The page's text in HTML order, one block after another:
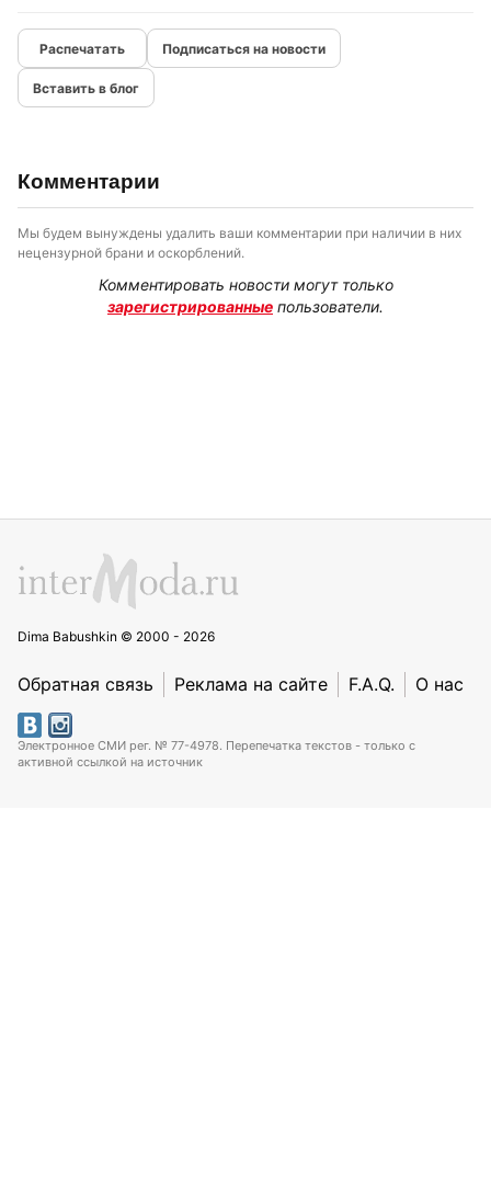
Подписаться на новости
Вставить в блог
Комментарии
Мы будем вынуждены удалить ваши комментарии при наличии в них
нецензурной брани и оскорблений.
Комментировать новости могут только
зарегистрированные пользователи.
Dima Babushkin © 2000 - 2026
Обратная связь Реклама на сайте F.A.Q. О нас
Электронное СМИ рег. № 77-4978. Перепечатка текстов - только с
активной ссылкой на источник